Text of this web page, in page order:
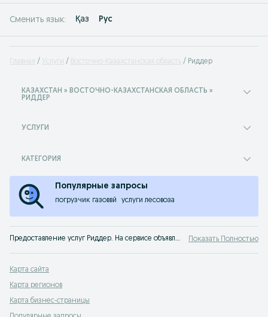
Сменить язык: Қаз Рус
Главная Услуги Восточно-Казахстанская область Риддер
КАЗАХСТАН » ВОСТОЧНО-КАЗАХСТАНСКАЯ ОБЛАСТЬ »
РИДДЕР
УСЛУГИ
КАТЕГОРИЯ
Популярные запросы
погрузчик газоввй услуги лесовоза
Предоставление услуг Риддер. На сервисе объявлений OLX Риддер легко и быстро можно найти или оказать услугу. Найдите лучшие предложения услуг на OLX! Показать Полностью
Карта сайта
Карта регионов
Карта бизнес-страницы